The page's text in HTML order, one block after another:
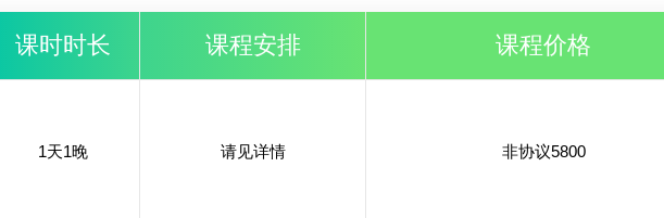
课时时长 课程安排 课程价格
1天1晚 请见详情 非协议5800